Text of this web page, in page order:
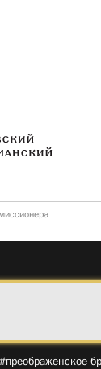
#преображенское